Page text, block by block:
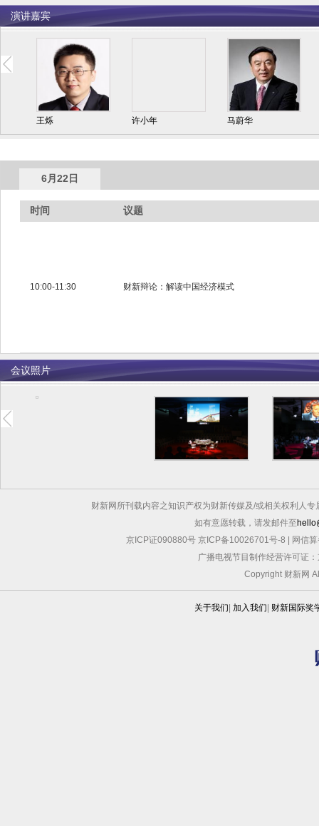
演讲嘉宾
王烁 许小年 马蔚华
6月22日
时间 议题
10:00-11:30 财新辩论：解读中国经济模式
会议照片
财新网所刊载内容之知识产权为财新传媒及/或相关权利人
如有意愿转载，请发邮件至
京ICP证090880号 京ICP备10026701号-8
网信
广播电视节目制作经营许可证
Copyright 财新网
关于我们 加入我们 财新国际奖